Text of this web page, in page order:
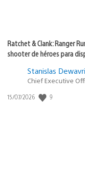
Ratchet & Clank: Ranger
shooter de héroes para
Stanislas
Chief Executive
Fecha
15/07/2026 9